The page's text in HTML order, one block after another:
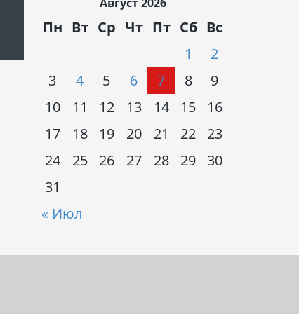
Пн Вт Ср Чт Пт Сб Вс
« Июл
1
2
3
4 5 6 7 8
9
10
11 12 13 14 15
16
17
18 19 20 21 22
23
24
25 26 27 28 29
30
31